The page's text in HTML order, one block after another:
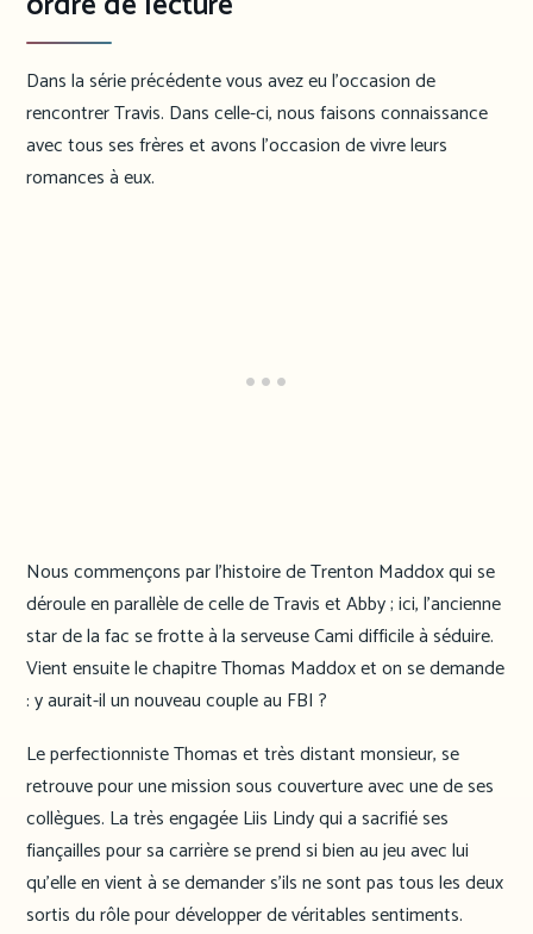
Dans la série précédente vous avez eu l’occasion de
rencontrer Travis. Dans celle-ci, nous faisons connaissance
avec tous ses frères et avons l’occasion de vivre leurs
romances à eux.
Nous commençons par l’histoire de Trenton Maddox qui se
déroule en parallèle de celle de Travis et Abby ; ici, l’ancienne
star de la fac se frotte à la serveuse Cami difficile à séduire.
Vient ensuite le chapitre Thomas Maddox et on se demande
: y aurait-il un nouveau couple au FBI ?
Le perfectionniste Thomas et très distant monsieur, se
retrouve pour une mission sous couverture avec une de ses
collègues. La très engagée Liis Lindy qui a sacrifié ses
fiançailles pour sa carrière se prend si bien au jeu avec lui
qu’elle en vient à se demander s’ils ne sont pas tous les deux
sortis du rôle pour développer de véritables sentiments.